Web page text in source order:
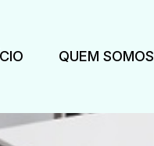
QUEM SOMOS